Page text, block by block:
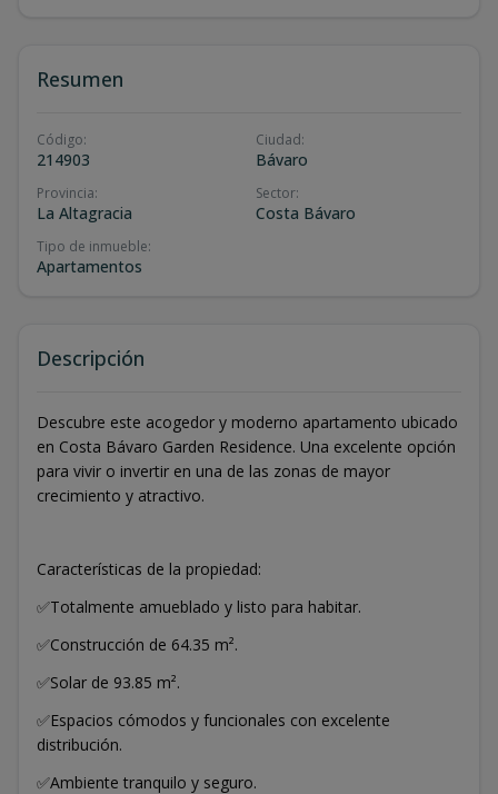
Resumen
Código:
214903
Ciudad:
Bávaro
Provincia:
La Altagracia
Sector:
Costa Bávaro
Tipo de inmueble:
Apartamentos
Descripción
Descubre este acogedor y moderno apartamento ubicado
en Costa Bávaro Garden Residence. Una excelente opción
para vivir o invertir en una de las zonas de mayor
crecimiento y atractivo.
Características de la propiedad:
✅Totalmente amueblado y listo para habitar.
✅Construcción de 64.35 m².
✅Solar de 93.85 m².
✅Espacios cómodos y funcionales con excelente
distribución.
✅Ambiente tranquilo y seguro.